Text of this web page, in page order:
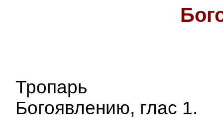
Тропарь
Богоявлению, глас 1.